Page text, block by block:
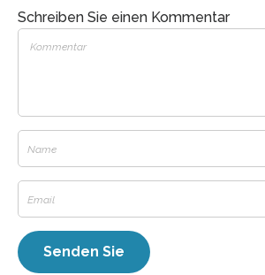
Schreiben Sie einen Kommentar